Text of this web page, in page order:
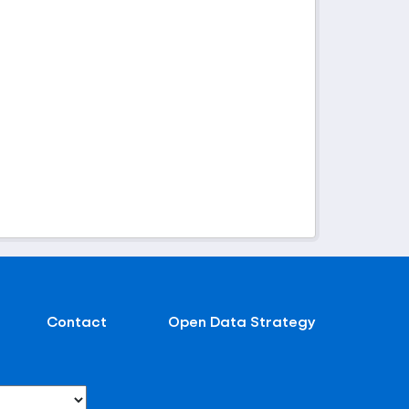
Contact Open Data Strategy